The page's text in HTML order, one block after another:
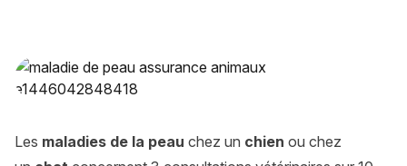
Les maladies de peau du chien et du chat les plus
Les maladies de la peau chez un chien ou chez